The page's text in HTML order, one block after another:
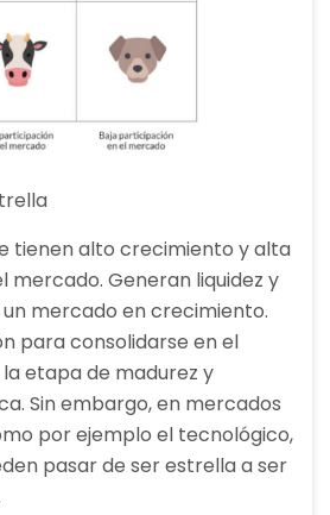
tienen alto crecimiento y alta
mercado. Generan liquidez y
mercado en crecimiento.
para consolidarse en el
etapa de madurez y
Sin embargo, en mercados
por ejemplo el tecnológico,
pasar de ser estrella a ser